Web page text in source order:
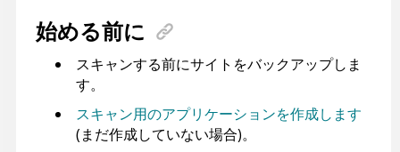
始める前に
スキャンする前にサイトをバックアップしま
す。
スキャン用のアプリケーションを作成します
(まだ作成していない場合)。